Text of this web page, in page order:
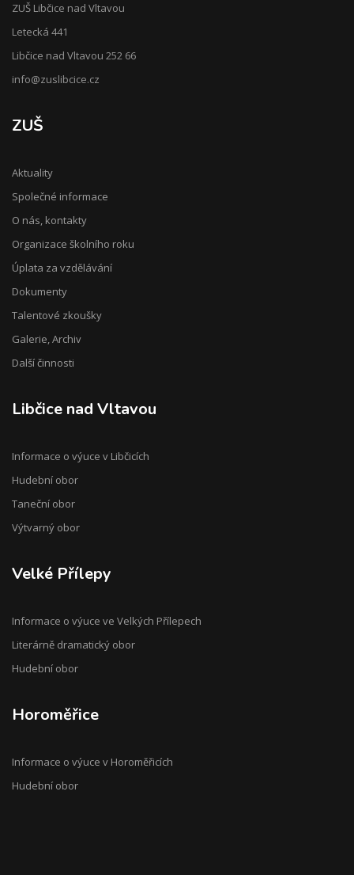
ZUŠ Libčice nad Vltavou
Letecká 441
Libčice nad Vltavou 252 66
info@zuslibcice.cz
ZUŠ
Aktuality
Společné informace
O nás, kontakty
Organizace školního roku
Úplata za vzdělávání
Dokumenty
Talentové zkoušky
Galerie, Archiv
Další činnosti
Libčice nad Vltavou
Informace o výuce v Libčicích
Hudební obor
Taneční obor
Výtvarný obor
Velké Přílepy
Informace o výuce ve Velkých Přílepech
Literárně dramatický obor
Hudební obor
Horoměřice
Informace o výuce v Horoměřicích
Hudební obor